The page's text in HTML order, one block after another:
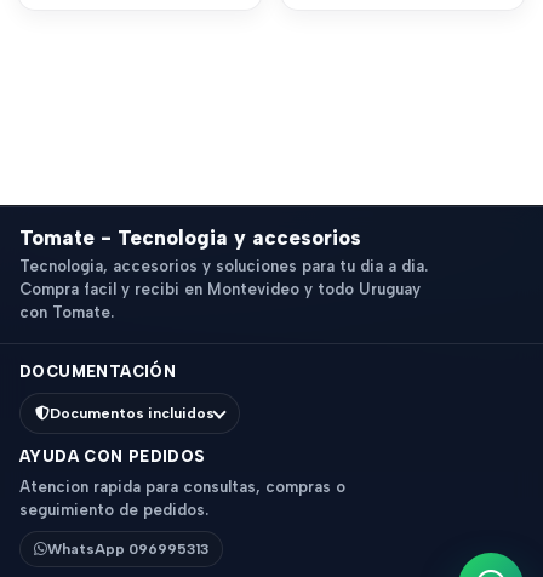
Tomate - Tecnologia y accesorios
Tecnologia, accesorios y soluciones para tu dia a dia.
Compra facil y recibi en Montevideo y todo Uruguay
con Tomate.
DOCUMENTACIÓN
Documentos incluidos
AYUDA CON PEDIDOS
Atencion rapida para consultas, compras o
seguimiento de pedidos.
WhatsApp 096995313